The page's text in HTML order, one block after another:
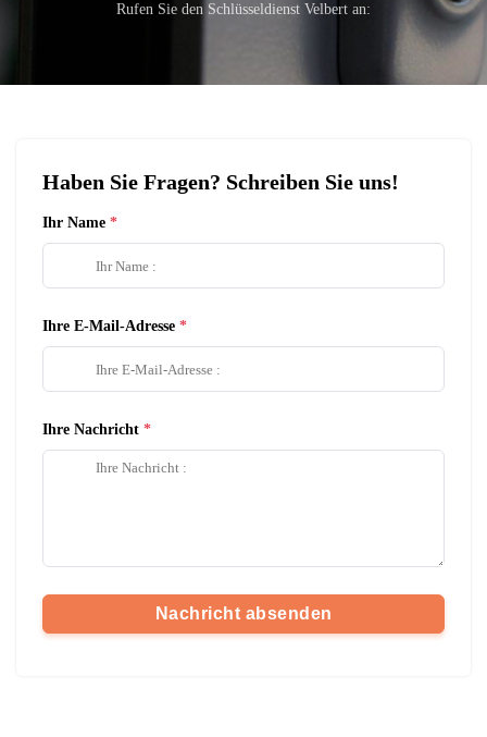
Rufen Sie den Schlüsseldienst Velbert an:
Haben Sie Fragen? Schreiben Sie uns!
Ihr Name
Ihre E-Mail-Adresse
Ihre Nachricht
Nachricht absenden